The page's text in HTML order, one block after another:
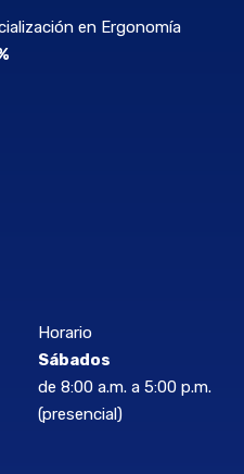
en Ergonomía
Horario
Sábados
de 8:00 a.m. a 5:00 p.m.
(presencial)